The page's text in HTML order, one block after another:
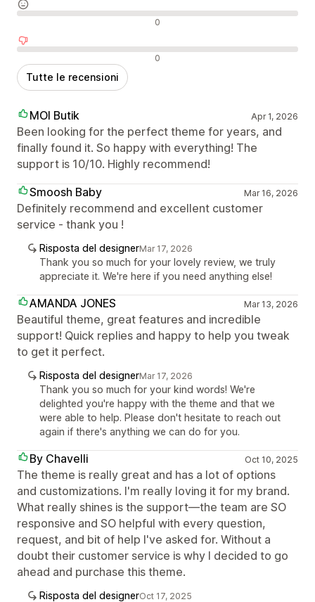
Recensioni neutrali 0
Recensioni negative 0
Tutte le recensioni
MOI Butik Apr 1, 2026
Been looking for the perfect theme for years, and
finally found it. So happy with everything! The
support is 10/10. Highly recommend!
Smoosh Baby
Mar 16, 2026
Definitely recommend and excellent customer
service - thank you !
Risposta del designerMar 17, 2026
Thank you so much for your lovely review, we truly
appreciate it. We're here if you need anything else!
AMANDA JONES Mar 13, 2026
Beautiful theme, great features and incredible
support! Quick replies and happy to help you tweak
to get it perfect.
Risposta del designerMar 17, 2026
Thank you so much for your kind words! We're
delighted you're happy with the theme and that we
were able to help. Please don't hesitate to reach out
again if there's anything we can do for you.
By Chavelli Oct 10, 2025
The theme is really great and has a lot of options
and customizations. I'm really loving it for my brand.
What really shines is the support—the team are SO
responsive and SO helpful with every question,
request, and bit of help I've asked for. Without a
doubt their customer service is why I decided to go
ahead and purchase this theme.
Risposta del designerOct 17, 2025